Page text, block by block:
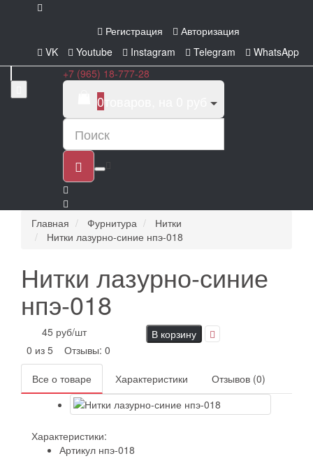
Регистрация
Авторизация
VK
Youtube Instagram Telegram
WhatsApp
+7 (965) 18-777-28
0
Главная Фурнитура
Нитки
Нитки лазурно-синие нпэ-018
Нитки лазурно-синие
нпэ-018
45 руб/шт
В корзину
0 из 5
Отзывы: 0
Все о товаре Характеристики Отзывов (0)
Характеристики:
Артикул нпэ-018